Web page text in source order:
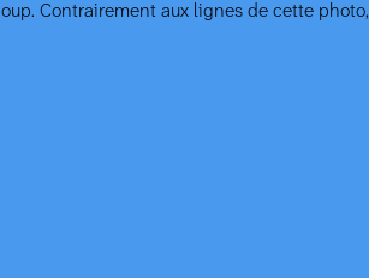
Contrairement aux lignes de cette photo,